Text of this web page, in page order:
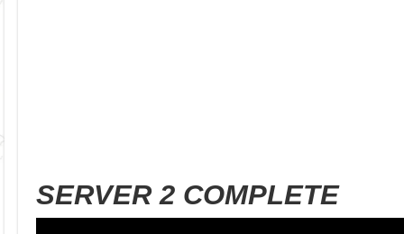
SERVER 2 COMPLETE